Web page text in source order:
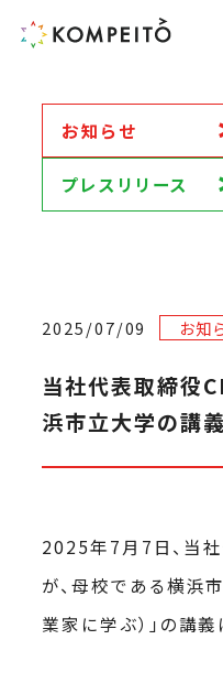
お知らせ
プレスリリース
2025/07/09 お知
当社代表取締役
浜市立大学の講
2025年7月7日、当
が、母校である横浜
業家に学ぶ）」の講